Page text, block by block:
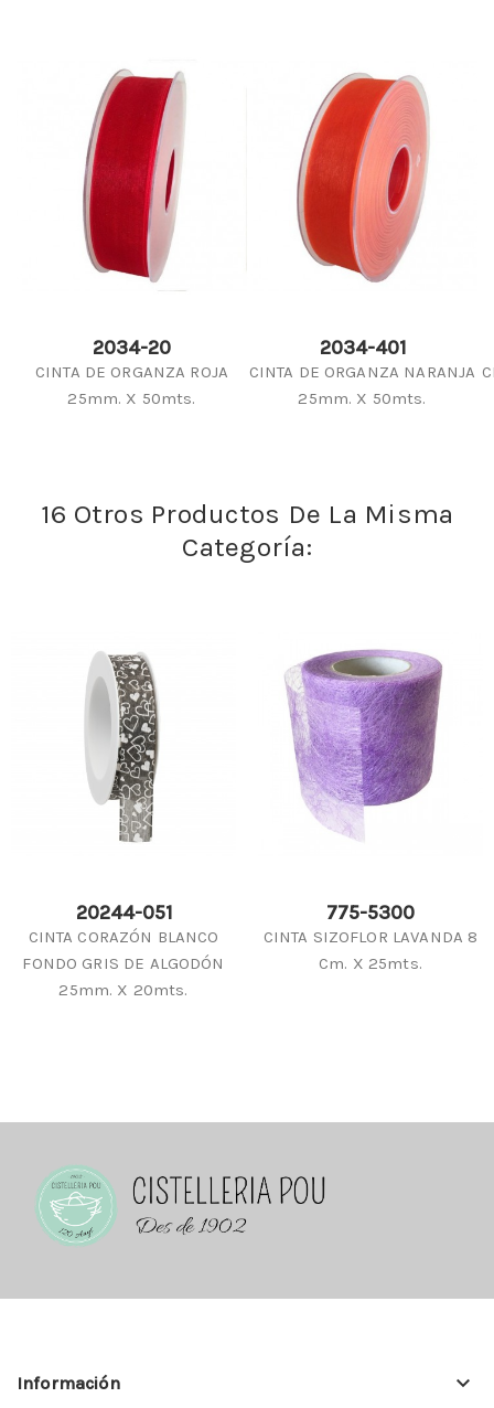
2034-20
CINTA DE ORGANZA ROJA
25mm. X 50mts.
2034-401
CINTA DE ORGANZA NARANJA
25mm. X 50mts.
16 Otros Productos De La Misma
Categoría:
20244-051
CINTA CORAZÓN BLANCO
FONDO GRIS DE ALGODÓN
25mm. X 20mts.
775-5300
CINTA SIZOFLOR LAVANDA 8
Cm. X 25mts.
Información keyboard_arrow_down